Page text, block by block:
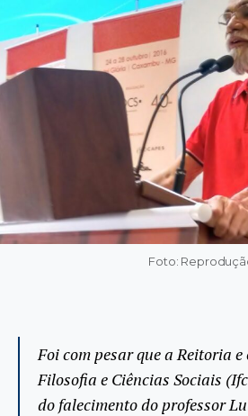
Foto:
Foi com pesar que a Reitoria
Filosofia e Ciências Sociais
do falecimento do professor